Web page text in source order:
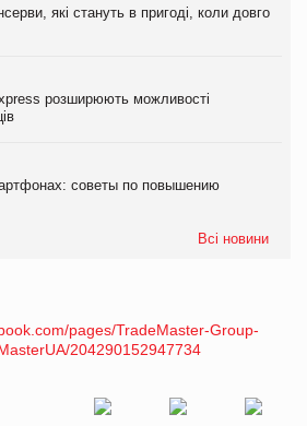
які стануть в пригоді, коли довго
розширюють можливості
советы по повышению
Всі новини